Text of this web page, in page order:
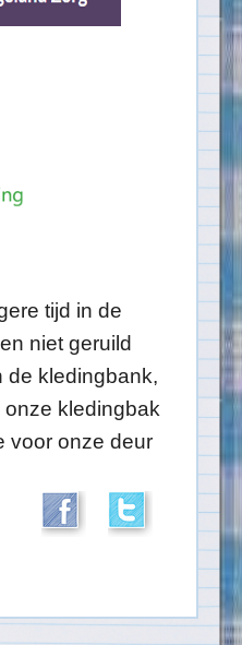
tijd in de
niet geruild
de kledingbank,
kledingbak
voor onze deur